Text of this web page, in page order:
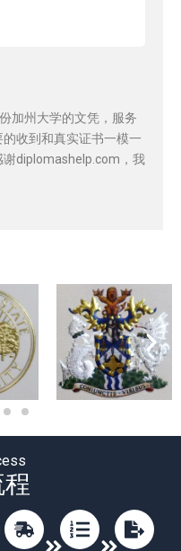
加州大学的文凭，服务
收到和真实证书一模一
diplomashelp.com，我